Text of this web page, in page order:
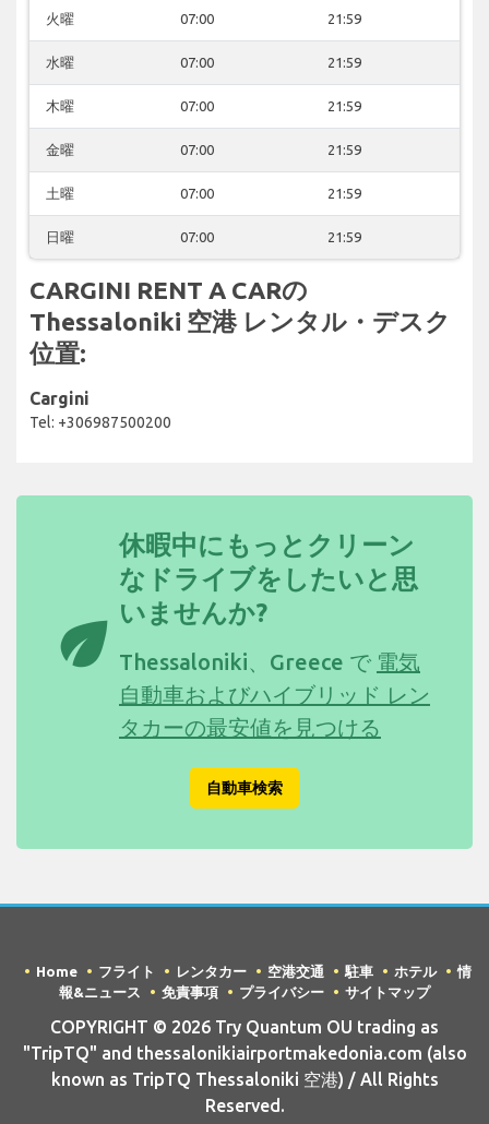
火曜 07:00 21:59
水曜 07:00 21:59
木曜 07:00 21:59
金曜 07:00 21:59
土曜 07:00 21:59
日曜 07:00 21:59
CARGINI RENT A CARの
Thessaloniki 空港 レンタル・デスク
位置:
Cargini
Tel: +306987500200
eco
休暇中にもっとクリーン
なドライブをしたいと思
いませんか?
Thessaloniki、Greece で 電気
自動車およびハイブリッド レン
タカーの最安値を見つける
自動車検索
Home フライト レンタカー 空港交通 駐車 ホテル
情
報&ニュース
免責事項 プライバシー サイトマップ
COPYRIGHT © 2026 Try Quantum OU trading as
"TripTQ" and thessalonikiairportmakedonia.com (also
known as TripTQ Thessaloniki 空港) / All Rights
Reserved.